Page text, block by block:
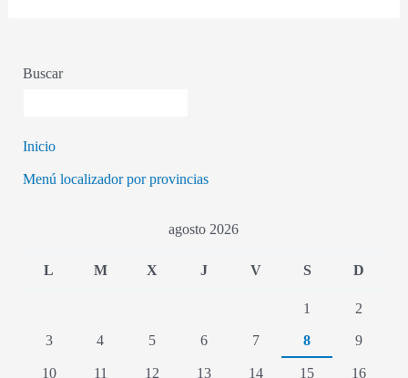
Buscar
Inicio
Menú localizador por provincias
agosto 2026
L M X J V S D
1
2
3
4 5 6 7 8
9
10
11 12 13 14 15 16